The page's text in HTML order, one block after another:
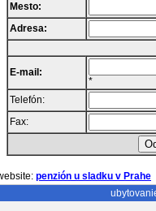
Mesto:
Adresa:
E-mail:
*
Telefón:
Fax:
penzión u sladku v Prahe